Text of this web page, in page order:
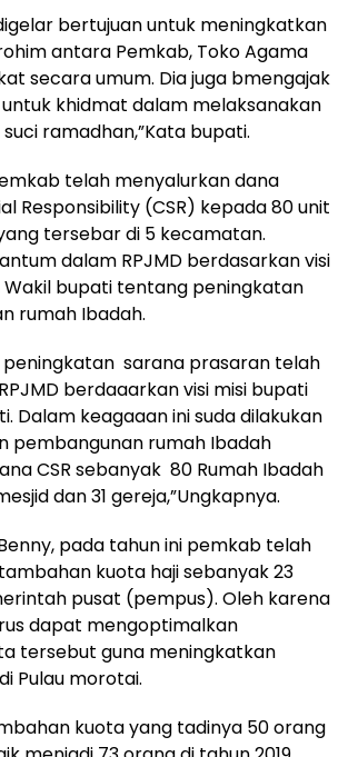
bertujuan untuk meningkatkan
antara Pemkab, Toko Agama
secara umum. Dia juga bmengajak
khidmat dalam melaksanakan
ramadhan,”Kata bupati.
telah menyalurkan dana
Responsibility (CSR) kepada 80 unit
tersebar di 5 kecamatan.
dalam RPJMD berdasarkan visi
Wakil bupati tentang peningkatan
rumah Ibadah.
peningkatan sarana prasaran telah
berdaaarkan visi misi bupati
Dalam keagaaan ini suda dilakukan
pembangunan rumah Ibadah
CSR sebanyak 80 Rumah Ibadah
dan 31 gereja,”Ungkapnya.
pada tahun ini pemkab telah
kuota haji sebanyak 23
pusat (pempus). Oleh karena
dapat mengoptimalkan
tersebut guna meningkatkan
Pulau morotai.
kuota yang tadinya 50 orang